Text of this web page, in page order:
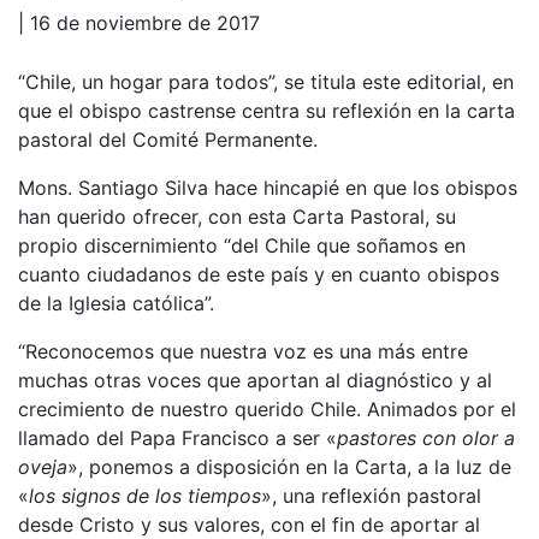
| 16 de noviembre de 2017
“Chile, un hogar para todos”, se titula este editorial, en
que el obispo castrense centra su reflexión en la carta
pastoral del Comité Permanente.
Mons. Santiago Silva hace hincapié en que los obispos
han querido ofrecer, con esta Carta Pastoral, su
propio discernimiento “del Chile que soñamos en
cuanto ciudadanos de este país y en cuanto obispos
de la Iglesia católica”.
“Reconocemos que nuestra voz es una más entre
muchas otras voces que aportan al diagnóstico y al
crecimiento de nuestro querido Chile. Animados por el
llamado del Papa Francisco a ser «pastores con olor a
oveja», ponemos a disposición en la Carta, a la luz de
«los signos de los tiempos», una reflexión pastoral
desde Cristo y sus valores, con el fin de aportar al